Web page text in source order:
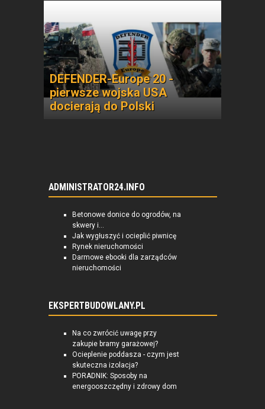
DEFENDER-Europe 20 -
pierwsze wojska USA
docierają do Polski
ADMINISTRATOR24.INFO
Betonowe donice do ogrodów, na
skwery i...
Jak wygłuszyć i ocieplić piwnicę
Rynek nieruchomości
Darmowe ebooki dla zarządców
nieruchomości
EKSPERTBUDOWLANY.PL
Na co zwrócić uwagę przy
zakupie bramy garażowej?
Ocieplenie poddasza - czym jest
skuteczna izolacja?
PORADNIK: Sposoby na
energooszczędny i zdrowy dom